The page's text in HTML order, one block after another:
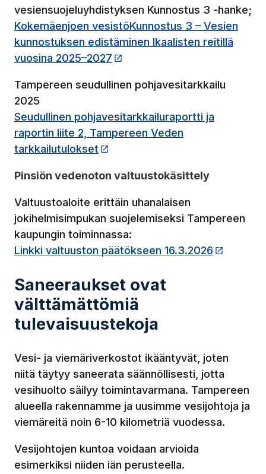
vesiensuojeluyhdistyksen Kunnostus 3 -hanke;
Kokemäenjoen vesistöKunnostus 3 – Vesien
kunnostuksen edistäminen Ikaalisten reitillä
vuosina 2025–2027
Tampereen seudullinen pohjavesitarkkailu
2025
Seudullinen pohjavesitarkkailuraportti ja
raportin liite 2, Tampereen Veden
tarkkailutulokset
Pinsiön vedenoton valtuustokäsittely
Valtuustoaloite erittäin uhanalaisen
jokihelmisimpukan suojelemiseksi Tampereen
kaupungin toiminnassa:
Linkki valtuuston päätökseen 16.3.2026
Saneeraukset ovat
välttämättömiä
tulevaisuustekoja
Vesi- ja viemäriverkostot ikääntyvät, joten
niitä täytyy saneerata säännöllisesti, jotta
vesihuolto säilyy toimintavarmana. Tampereen
alueella rakennamme ja uusimme vesijohtoja ja
viemäreitä noin 6-10 kilometriä vuodessa.
Vesijohtojen kuntoa voidaan arvioida
esimerkiksi niiden iän perusteella.